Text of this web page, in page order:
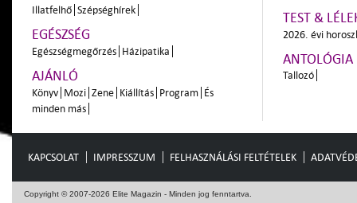
Illatfelhő Szépséghírek
EGÉSZSÉG
Egészségmegőrzés Házipatika
AJÁNLÓ
Könyv Mozi Zene Kiállítás Program És
minden más
TEST &
2026. évi
ANTOLÓGIA
Tallozó
KAPCSOLAT IMPRESSZUM FELHASZNÁLÁSI FELTÉTELEK
Copyright © 2007-2026 Elite Magazin - Minden jog fenntartva.